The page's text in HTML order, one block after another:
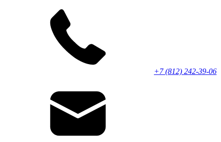
+7 (812) 242-39-06